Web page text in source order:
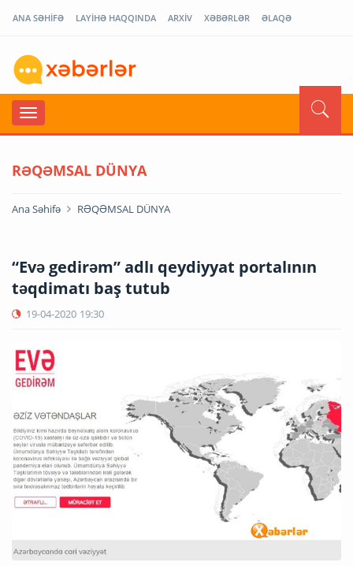
ANA SƏHİFƏ LAYİHƏ HAQQINDA ARXİV XƏBƏRLƏR ƏLAQƏ
RƏQƏMSAL DÜNYA
Ana Səhifə RƏQƏMSAL DÜNYA
“Evə gedirəm” adlı qeydiyyat portalının
təqdimatı baş tutub
19-04-2020 19:30